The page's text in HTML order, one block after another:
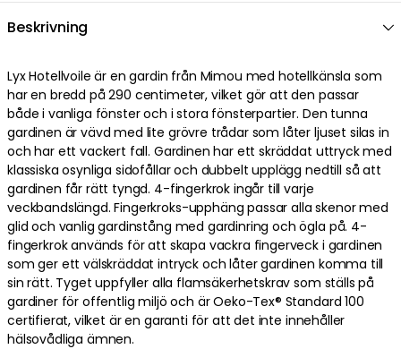
Beskrivning
Lyx Hotellvoile är en gardin från Mimou med hotellkänsla som
har en bredd på 290 centimeter, vilket gör att den passar
både i vanliga fönster och i stora fönsterpartier. Den tunna
gardinen är vävd med lite grövre trådar som låter ljuset silas in
och har ett vackert fall. Gardinen har ett skräddat uttryck med
klassiska osynliga sidofållar och dubbelt upplägg nedtill så att
gardinen får rätt tyngd. 4-fingerkrok ingår till varje
veckbandslängd. Fingerkroks-upphäng passar alla skenor med
glid och vanlig gardinstång med gardinring och ögla på. 4-
fingerkrok används för att skapa vackra fingerveck i gardinen
som ger ett välskräddat intryck och låter gardinen komma till
sin rätt. Tyget uppfyller alla flamsäkerhetskrav som ställs på
gardiner för offentlig miljö och är Oeko-Tex® Standard 100
certifierat, vilket är en garanti för att det inte innehåller
hälsovådliga ämnen.